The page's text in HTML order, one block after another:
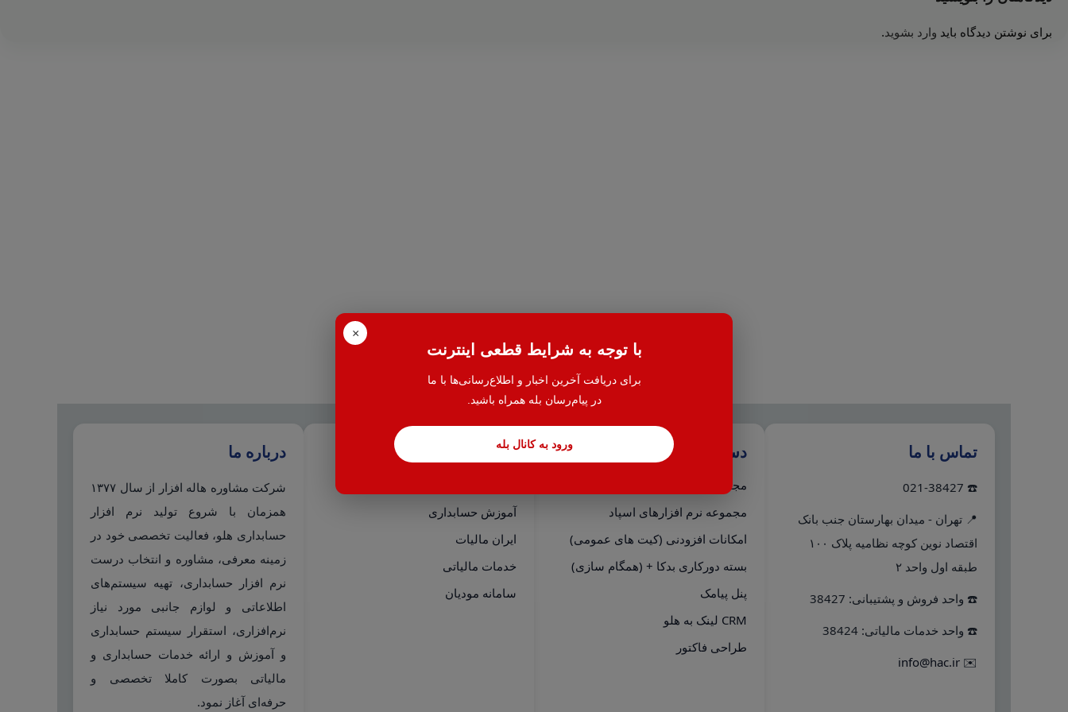
×
با توجه به شرایط قطعی اینترنت
برای دریافت آخرین اخبار و اطلاع‌رسانی‌ها با ما
در پیام‌رسان بله همراه باشید.
ورود به کانال بله
برای نوشتن دیدگاه باید وارد بشوید .
تماس با ما
☎️ 021-38427
📍 تهران - میدان بهارستان جنب بانک
اقتصاد نوین کوچه نظامیه پلاک ۱۰۰
طبقه اول واحد ۲
☎️ واحد فروش و پشتیبانی: 38427
☎️ واحد خدمات مالیاتی: 38424
✉️
info@hac.ir
دسترسی سریع
مجموعه نرم افزارهای هلو
مجموعه نرم افزارهای اسپاد
امکانات افزودنی (کیت های عمومی)
بسته دورکاری بدکا + (همگام سازی)
پنل پیامک
CRM لینک به هلو
طراحی فاکتور
خدمات
آموزش حسابداری
ایران مالیات
خدمات مالیاتی
سامانه مودیان
درباره ما
شرکت مشاوره هاله افزار از سال ۱۳۷۷
همزمان با شروع تولید نرم افزار
حسابداری هلو، فعالیت تخصصی خود در
زمینه معرفی، مشاوره و انتخاب درست
نرم افزار حسابداری، تهیه سیستم‌های
اطلاعاتی و لوازم جانبی مورد نیاز
نرم‌افزاری، استقرار سیستم حسابداری
و آموزش و ارائه خدمات حسابداری و
مالیاتی بصورت کاملا تخصصی و
حرفه‌ای آغاز نمود.